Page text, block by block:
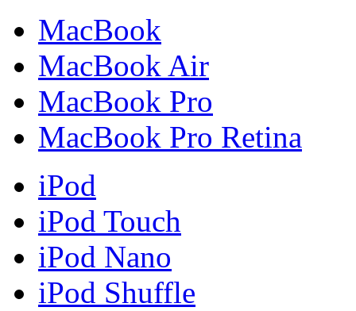
MacBook
MacBook Air
MacBook Pro
MacBook Pro Retina
iPod
iPod Touch
iPod Nano
iPod Shuffle